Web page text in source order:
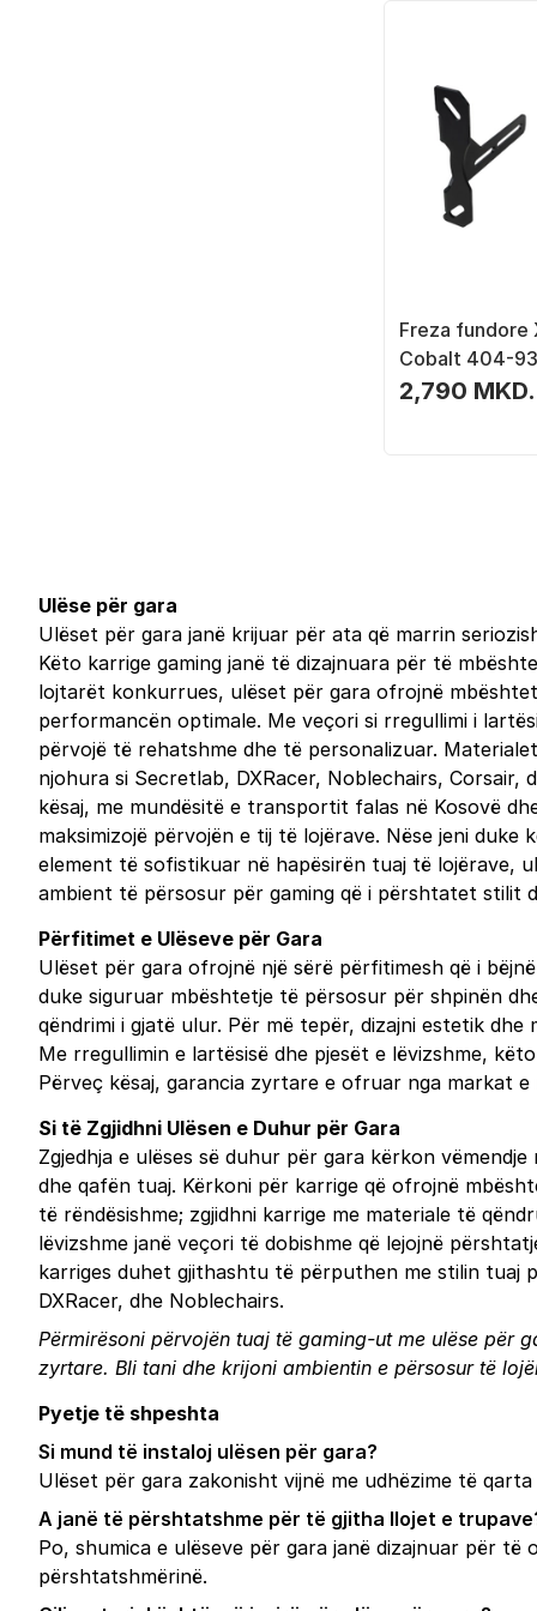
Freza fundore
Cobalt 404-
flauta, metalike
2,790 MKD.
Ulëse për gara
Ulëset për gara janë krijuar për ata që marrin
Këto karrige gaming janë të dizajnuara për të
lojtarët konkurrues, ulëset për gara ofrojnë
performancën optimale. Me veçori si rregullimi i
përvojë të rehatshme dhe të personalizuar.
njohura si Secretlab, DXRacer, Noblechairs,
kësaj, me mundësitë e transportit falas në Kosovë
maksimizojë përvojën e tij të lojërave. Nëse jeni
element të sofistikuar në hapësirën tuaj të lojërave,
ambient të përsosur për gaming që i përshtatet stilit
Përfitimet e Ulëseve për Gara
Ulëset për gara ofrojnë një sërë përfitimesh që i
duke siguruar mbështetje të përsosur për shpinën
qëndrimi i gjatë ulur. Për më tepër, dizajni estetik
Me rregullimin e lartësisë dhe pjesët e lëvizshme,
Përveç kësaj, garancia zyrtare e ofruar nga markat
Si të Zgjidhni Ulësen e Duhur për Gara
Zgjedhja e ulëses së duhur për gara kërkon
dhe qafën tuaj. Kërkoni për karrige që ofrojnë
të rëndësishme; zgjidhni karrige me materiale të
lëvizshme janë veçori të dobishme që lejojnë
karriges duhet gjithashtu të përputhen me stilin tuaj
DXRacer, dhe Noblechairs.
Përmirësoni përvojën tuaj të gaming-ut me ulëse për
zyrtare. Bli tani dhe krijoni ambientin e përsosur të
Pyetje të shpeshta
Si mund të instaloj ulësen për gara?
Ulëset për gara zakonisht vijnë me udhëzime të
A janë të përshtatshme për të gjitha llojet e
Po, shumica e ulëseve për gara janë dizajnuar për
përshtatshmërinë.